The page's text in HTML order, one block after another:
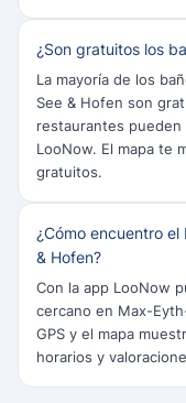
¿Son gratuitos los
La mayoría de los
See & Hofen son
restaurantes
LooNow. El mapa te
gratuitos.
¿Cómo encuentro
& Hofen?
Con la app LooNow
cercano en Max-
GPS y el mapa
horarios y